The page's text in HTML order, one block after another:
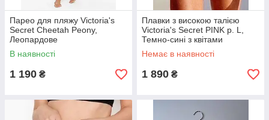
Парео для пляжу Victoria's
Secret Cheetah Peony,
Леопардове
В наявності
1 190 ₴
Плавки з високою талією
Victoria's Secret PINK р. L,
Темно-сині з квітами
Немає в наявності
1 890 ₴